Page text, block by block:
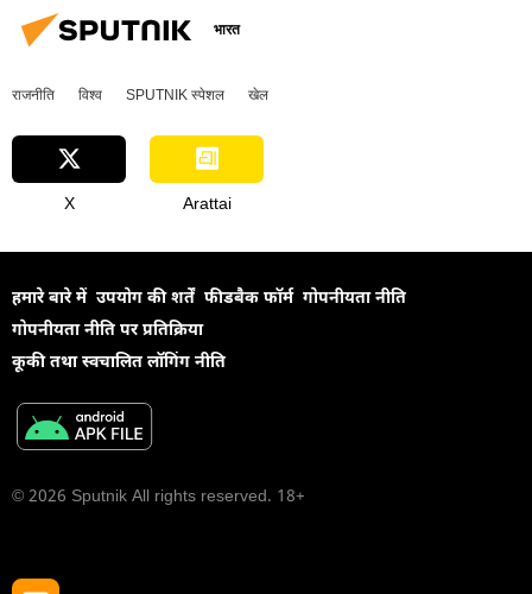
भारत
राजनीति विश्व SPUTNIK स्पेशल खेल
X Arattai
हमारे बारे में उपयोग की शर्तें फीडबैक फॉर्म गोपनीयता नीति
गोपनीयता नीति पर प्रतिक्रिया
कूकी तथा स्वचालित लॉगिंग नीति
© 2026 Sputnik All rights reserved. 18+